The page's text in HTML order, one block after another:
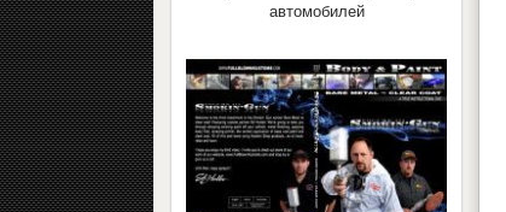
автомобилей